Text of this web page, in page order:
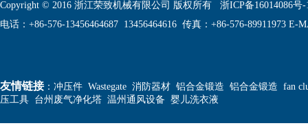
Copyright © 2016 浙江荣致机械有限公司 版权所有 浙ICP备16014086号-
电话：+86-576-13456464687 13456464616 传真：+86-576-89911973 E-
友情链接： 冲压件 Wastegate 消防器材 铝合金锻造 铝合金锻造 fan
压工具 台州废气净化塔 温州通风设备 婴儿洗衣液